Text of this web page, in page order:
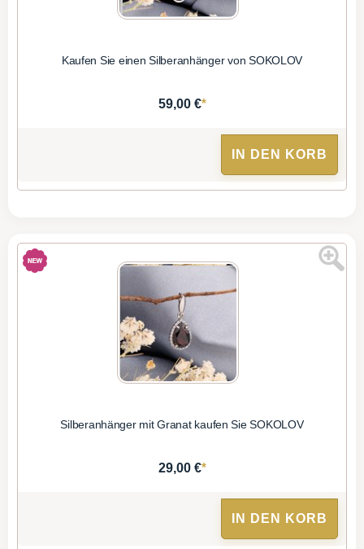
Kaufen Sie einen Silberanhänger von SOKOLOV
59,00 €*
IN DEN KORB
Silberanhänger mit Granat kaufen Sie SOKOLOV
29,00 €*
IN DEN KORB